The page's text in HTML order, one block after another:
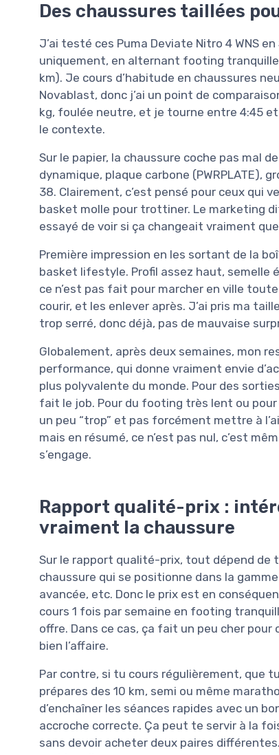
Des chaussures taillées
J’ai testé ces Puma Deviate Nitro 4 WNS
uniquement, en alternant footing
km). Je cours d’habitude en chaussures
Novablast, donc j’ai un point de
kg, foulée neutre, et je tourne entre 4:45
le contexte.
Sur le papier, la chaussure coche pas mal
dynamique, plaque carbone (PWRPLATE),
38. Clairement, c’est pensé pour ceux qui
basket molle pour trottiner. Le marketing
essayé de voir si ça changeait vraiment
Première impression en les sortant de la
basket lifestyle. Profil assez haut, semelle
ce n’est pas fait pour marcher en ville
courir, et les enlever après. J’ai pris ma
trop serré, donc déjà, pas de mauvaise
Globalement, après deux semaines, mon
performance, qui donne vraiment envie
plus polyvalente du monde. Pour des
fait le job. Pour du footing très lent ou
un peu “trop” et pas forcément mettre à
mais en résumé, ce n’est pas nul, c’est
s’engage.
Rapport qualité-prix :
vraiment la chaussure
Sur le rapport qualité-prix, tout dépend de
chaussure qui se positionne dans la
avancée, etc. Donc le prix est en
cours 1 fois par semaine en footing
offre. Dans ce cas, ça fait un peu cher
bien l’affaire.
Par contre, si tu cours régulièrement, que
prépares des 10 km, semi ou même
d’enchaîner les séances rapides avec un
accroche correcte. Ça peut te servir à la
sans devoir acheter deux paires